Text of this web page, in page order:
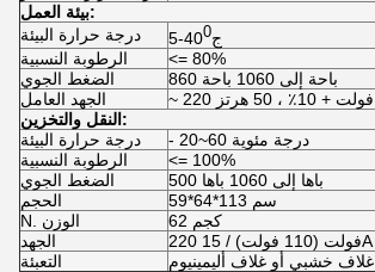
بيئة العمل:
درجة حرارة البيئة
5-400ج
الرطوبة النسبية
<= 80%
الضغط الجوي
860 باحة إلى 1060 باحة
الجهد العامل
~ 220 فولت + 10٪ ، 50 هرتز
النقل والتخزين:
درجة حرارة البيئة
- 20~60 درجة مئوية
الرطوبة النسبية
<= 100%
الضغط الجوي
500 باها إلى 1060 باها
الحجم
59*64*113 سم
N. الوزن
62 كجم
الجهد
التعبئة
غلاف خشبي أو غلاف أليمينيوم